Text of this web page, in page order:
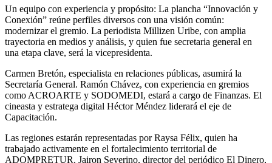
Un equipo con experiencia y propósito: La plancha “Innovación y
Conexión” reúne perfiles diversos con una visión común:
modernizar el gremio. La periodista Millizen Uribe, con amplia
trayectoria en medios y análisis, y quien fue secretaria general en
una etapa clave, será la vicepresidenta.
Carmen Bretón, especialista en relaciones públicas, asumirá la
Secretaría General. Ramón Chávez, con experiencia en gremios
como ACROARTE y SODOMEDI, estará a cargo de Finanzas. El
cineasta y estratega digital Héctor Méndez liderará el eje de
Capacitación.
Las regiones estarán representadas por Raysa Félix, quien ha
trabajado activamente en el fortalecimiento territorial de
ADOMPRETUR. Jairon Severino, director del periódico El Dinero,